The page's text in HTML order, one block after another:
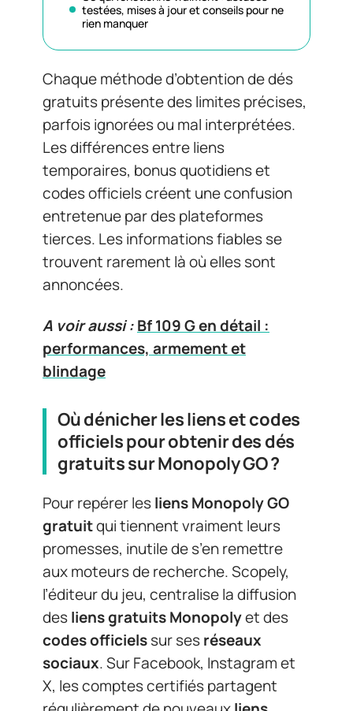
testées, mises à jour et conseils pour ne
rien manquer
Chaque méthode d’obtention de dés
gratuits présente des limites précises,
parfois ignorées ou mal interprétées.
Les différences entre liens
temporaires, bonus quotidiens et
codes officiels créent une confusion
entretenue par des plateformes
tierces. Les informations fiables se
trouvent rarement là où elles sont
annoncées.
A voir aussi :Bf 109 G en détail :
performances, armement et
blindage
Où dénicher les liens et codes
officiels pour obtenir des dés
gratuits sur Monopoly GO ?
Pour repérer lesliens Monopoly GO
gratuitqui tiennent vraiment leurs
promesses, inutile de s’en remettre
aux moteurs de recherche. Scopely,
l’éditeur du jeu, centralise la diffusion
desliens gratuits Monopolyet des
codes officielssur sesréseaux
sociaux. Sur Facebook, Instagram et
X, les comptes certifiés partagent